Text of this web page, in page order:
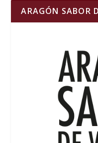
ARAGÓN SABOR